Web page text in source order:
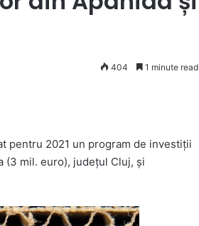
404 1 minute read
pentru 2021 un program de investiţii
(3 mil. euro), judeţul Cluj, şi